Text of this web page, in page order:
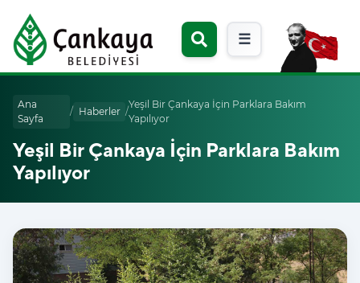
☰
Ana
Sayfa
/ Haberler /
Yeşil Bir Çankaya İçin Parklara Bakım
Yapılıyor
Yeşil Bir Çankaya İçin Parklara Bakım
Yapılıyor